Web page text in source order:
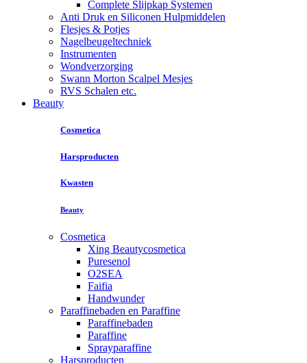
Complete Slijpkap Systemen
Anti Druk en Siliconen Hulpmiddelen
Flesjes & Potjes
Nagelbeugeltechniek
Instrumenten
Wondverzorging
Swann Morton Scalpel Mesjes
RVS Schalen etc.
Beauty
Cosmetica
Harsproducten
Kwasten
Beauty
Cosmetica
Xing Beautycosmetica
Puresenol
O2SEA
Faifia
Handwunder
Paraffinebaden en Paraffine
Paraffinebaden
Paraffine
Sprayparaffine
Harsproducten